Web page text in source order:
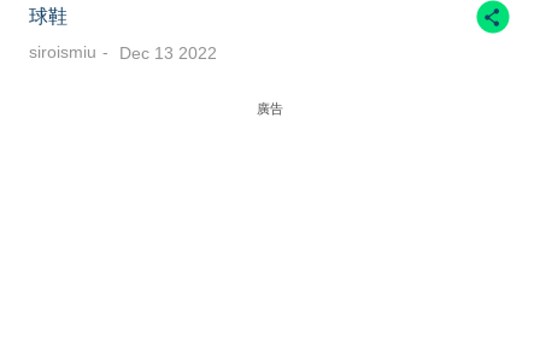
球鞋
siroismiu Dec 13 2022
廣告